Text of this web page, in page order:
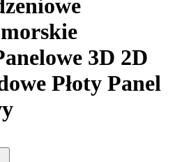
3D 2D
Płoty Panel